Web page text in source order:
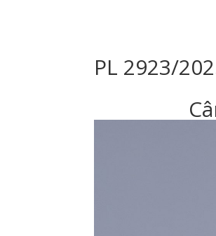
PL 2923/